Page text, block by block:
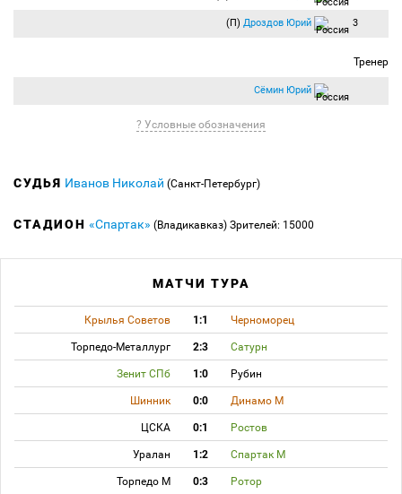
(П) Дроздов Юрий 3
Тренер
Сёмин Юрий
? Условные обозначения
СУДЬЯ Иванов Николай (Санкт-Петербург)
СТАДИОН «Спартак» (Владикавказ) Зрителей: 15000
МАТЧИ ТУРА
Крылья Советов 1:1 Черноморец
Торпедо-Металлург 2:3 Сатурн
Зенит СПб 1:0 Рубин
Шинник 0:0 Динамо М
ЦСКА 0:1 Ростов
Уралан 1:2 Спартак М
Торпедо М 0:3 Ротор